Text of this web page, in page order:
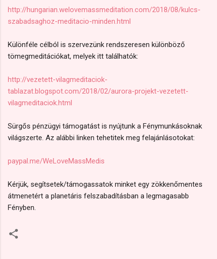
http://hungarian.welovemassmeditation.com/2018/08/kulcs-
szabadsaghoz-meditacio-minden.html
Különféle célból is szervezünk rendszeresen különböző
tömegmeditációkat, melyek itt találhatók:
http://vezetett-vilagmeditaciok-
tablazat.blogspot.com/2018/02/aurora-projekt-vezetett-
vilagmeditaciok.html
Sürgős pénzügyi támogatást is nyújtunk a Fénymunkásoknak
világszerte. Az alábbi linken tehetitek meg felajánlásotokat:
paypal.me/WeLoveMassMedis
Kérjük, segítsetek/támogassatok minket egy zökkenőmentes
átmenetért a planetáris felszabadításban a legmagasabb
Fényben.